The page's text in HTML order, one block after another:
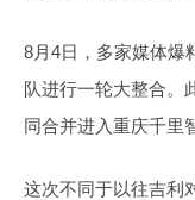
8月4日，多家媒体爆
队进行一轮大整合。
同合并进入重庆千里
这次不同于以往吉利